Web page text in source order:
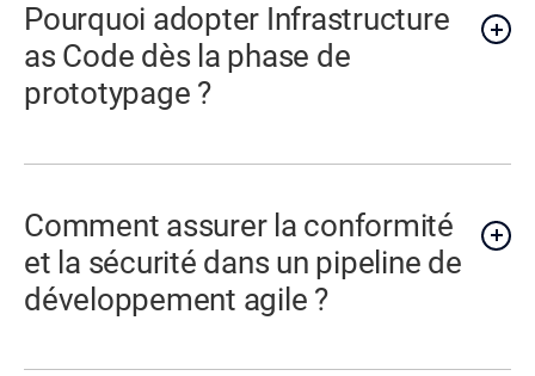
Pourquoi adopter Infrastructure
as Code dès la phase de
prototypage ?
Comment assurer la conformité
et la sécurité dans un pipeline de
développement agile ?